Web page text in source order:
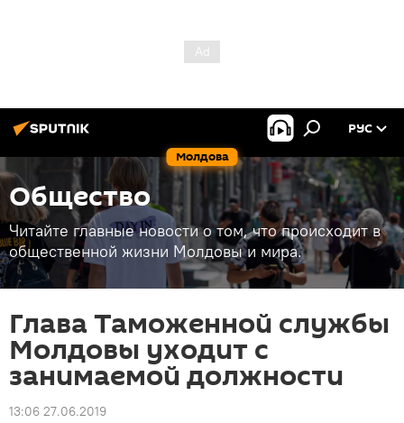
Молдова
РУС
Общество
Читайте главные новости о том, что происходит в
общественной жизни Молдовы и мира.
Глава Таможенной службы
Молдовы уходит с
занимаемой должности
13:06 27.06.2019